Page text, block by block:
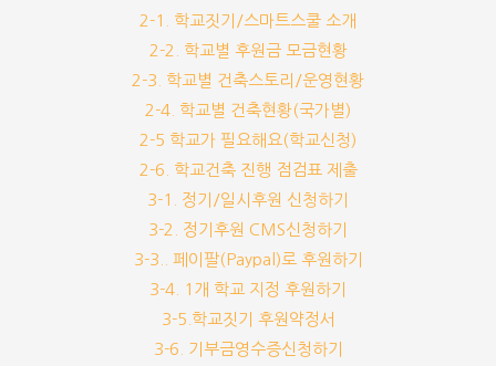
2-1. 학교짓기/스마트스쿨 소개
2-2. 학교별 후원금 모금현황
2-3. 학교별 건축스토리/운영현황
2-4. 학교별 건축현황(국가별)
2-5 학교가 필요해요(학교신청)
2-6. 학교건축 진행 점검표 제출
3-1. 정기/일시후원 신청하기
3-2. 정기후원 CMS신청하기
3-3.. 페이팔(Paypal)로 후원하기
3-4. 1개 학교 지정 후원하기
3-5.학교짓기 후원약정서
3-6. 기부금영수증신청하기